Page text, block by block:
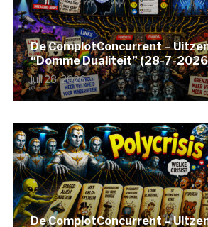
De ComplotConcurrent –
“Domme Dualiteit” (28-7-
juli 28, 2026
De ComplotConcurrent –